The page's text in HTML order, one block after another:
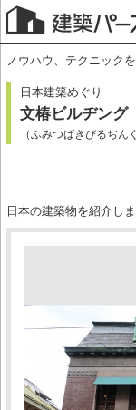
ノウハウ、テクニック
日本建築めぐり
文椿ビルヂング
（ふみつばきびるぢん
日本の建築物を紹介し